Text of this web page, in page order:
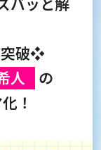
破❖
人
の
！